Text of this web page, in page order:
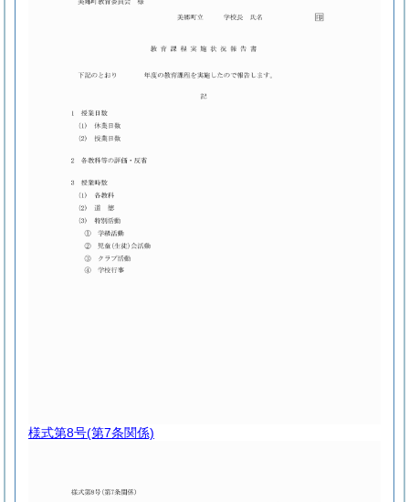
様式第8号(第7条関係)